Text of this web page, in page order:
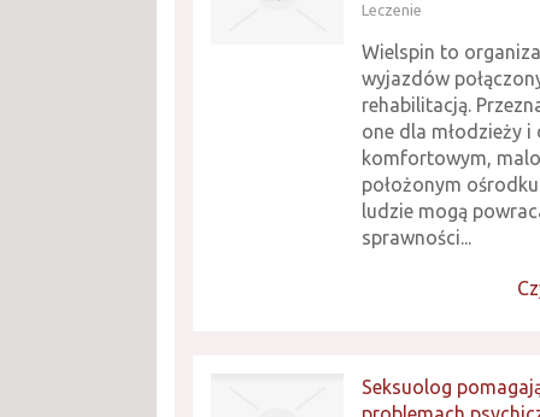
Leczenie
Wielspin to
wyjazdów
rehabilitacją.
one dla młodzieży i
komfortowym,
położonym
ludzie mogą
sprawności...
Seksuolog